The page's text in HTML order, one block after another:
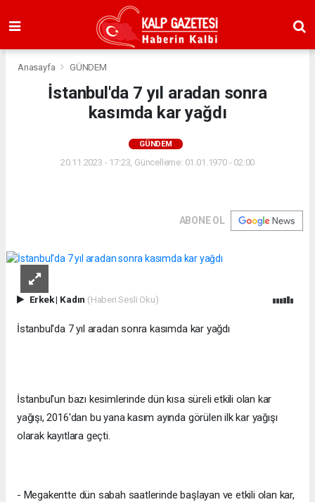
Anasayfa GÜNDEM
İstanbul'da 7 yıl aradan sonra
kasımda kar yağdı
GÜNDEM
20.11.2023 - 17:23, Güncelleme: 01.01.1970 - 02:00
ABONE OL
Erkek| Kadın (Haberi Sesli Oku)
İstanbul'da 7 yıl aradan sonra kasımda kar yağdı
İstanbul'un bazı kesimlerinde dün kısa süreli etkili olan kar
yağışı, 2016'dan bu yana kasım ayında görülen ilk kar yağışı
olarak kayıtlara geçti.
- Megakentte dün sabah saatlerinde başlayan ve etkili olan kar,